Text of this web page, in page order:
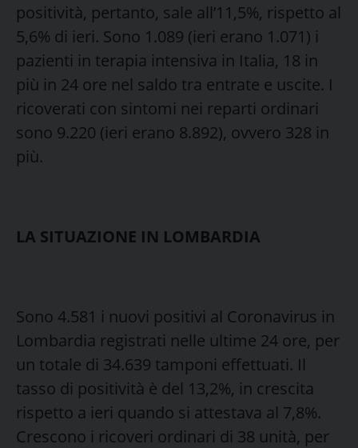
positività, pertanto, sale all’11,5%, rispetto al
5,6% di ieri. Sono 1.089 (ieri erano 1.071) i
pazienti in terapia intensiva in Italia, 18 in
più in 24 ore nel saldo tra entrate e uscite. I
ricoverati con sintomi nei reparti ordinari
sono 9.220 (ieri erano 8.892), ovvero 328 in
più.
LA SITUAZIONE IN LOMBARDIA
Sono 4.581 i nuovi positivi al Coronavirus in
Lombardia registrati nelle ultime 24 ore, per
un totale di 34.639 tamponi effettuati. Il
tasso di positività è del 13,2%, in crescita
rispetto a ieri quando si attestava al 7,8%.
Crescono i ricoveri ordinari di 38 unità, per